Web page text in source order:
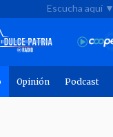
Escucha aquí ▼
Opinión Podcast